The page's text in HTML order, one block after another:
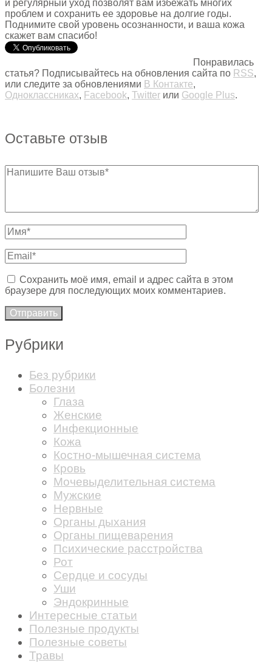
и регулярный уход позволят вам избежать многих
проблем и сохранить ее здоровье на долгие годы.
Поднимите свой уровень осознанности, и ваша кожа
скажет вам спасибо!
Понравилась
статья? Подписывайтесь на обновления сайта по RSS,
или следите за обновлениями В Контакте,
Одноклассниках, Facebook, Twitter или Google Plus.
Оставьте отзыв
Сохранить моё имя, email и адрес сайта в этом
браузере для последующих моих комментариев.
Рубрики
Без рубрики
Болезни
Глаза
Женские
Инфекционные
Кожа
Костно-мышечная система
Кровь
Мочевыделительная система
Мужские
Нервные
Органы дыхания
Органы пищеварения
Психические расстройства
Рот
Сердце и сосуды
Уши
Эндокринные
Интересные статьи
Полезные продукты
Полезные советы
Травы